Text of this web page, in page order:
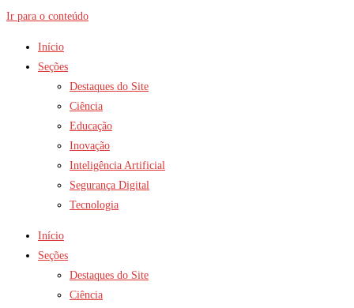
Ir para o conteúdo
Início
Seções
Destaques do Site
Ciência
Educação
Inovação
Inteligência Artificial
Segurança Digital
Tecnologia
Início
Seções
Destaques do Site
Ciência